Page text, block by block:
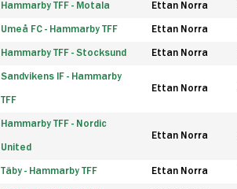
Hammarby TFF - Motala Ettan Norra
Umeå FC - Hammarby TFF Ettan Norra
Hammarby TFF - Stocksund Ettan Norra
Sandvikens IF - Hammarby
TFF
Ettan Norra
Hammarby TFF - Nordic
United
Ettan Norra
Täby - Hammarby TFF Ettan Norra